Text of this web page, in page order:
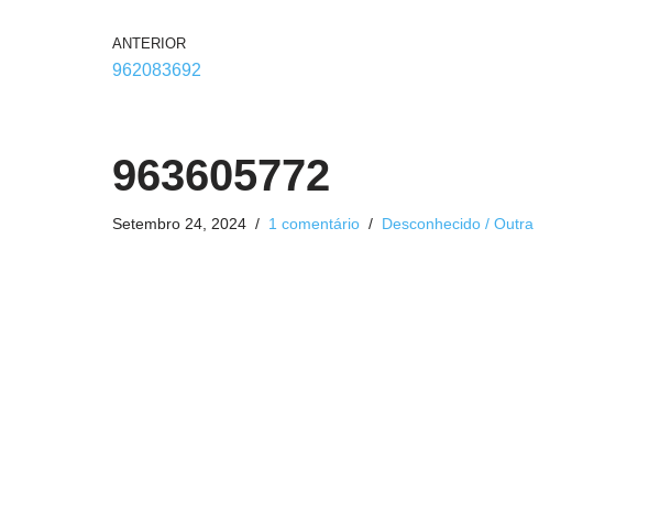
ANTERIOR
962083692
963605772
Setembro 24, 2024 1 comentário Desconhecido / Outra